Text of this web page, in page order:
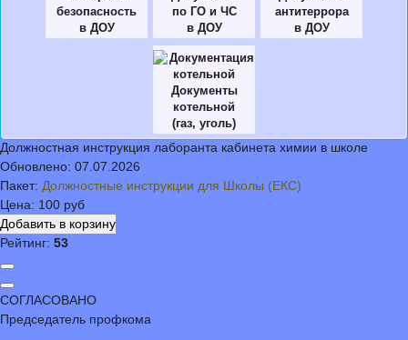
безопасность
в ДОУ
по ГО и ЧС
в ДОУ
антитеррора
в ДОУ
Документы
котельной
(газ, уголь)
Должностная инструкция лаборанта кабинета химии в школе
Обновлено: 07.07.2026
Пакет: Должностные инструкции для Школы (ЕКС)
Цена: 100 руб
Рейтинг: 53
СОГЛАСОВАНО
Председатель профкома